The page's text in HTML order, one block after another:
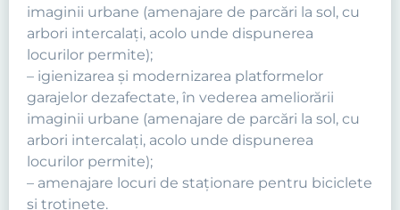
imaginii urbane (amenajare de parcări la sol, cu
arbori intercalați, acolo unde dispunerea
locurilor permite);
– igienizarea și modernizarea platformelor
garajelor dezafectate, în vederea ameliorării
imaginii urbane (amenajare de parcări la sol, cu
arbori intercalați, acolo unde dispunerea
locurilor permite);
– amenajare locuri de staționare pentru biciclete
și trotinete.